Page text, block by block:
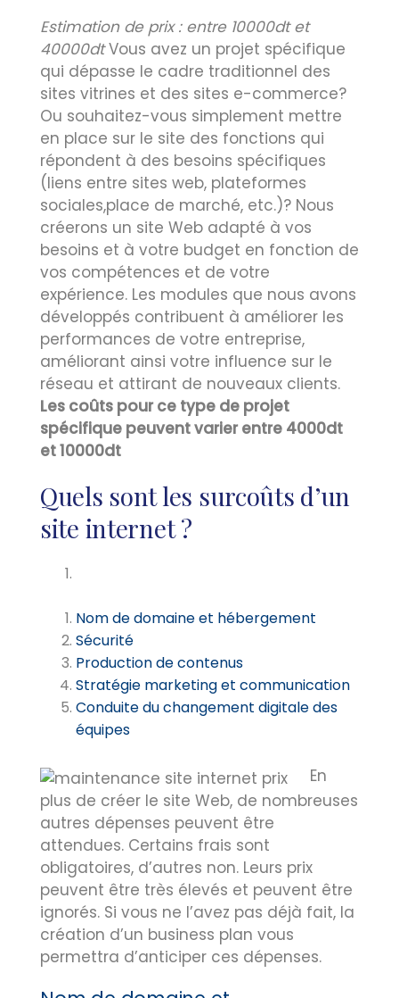
Estimation de prix : entre 10000dt et
40000dtVous avez un projet spécifique
qui dépasse le cadre traditionnel des
sites vitrines et des sites e-commerce?
Ou souhaitez-vous simplement mettre
en place sur le site des fonctions qui
répondent à des besoins spécifiques
(liens entre sites web, plateformes
sociales,place de marché, etc.)? Nous
créerons un site Web adapté à vos
besoins et à votre budget en fonction de
vos compétences et de votre
expérience. Les modules que nous avons
développés contribuent à améliorer les
performances de votre entreprise,
améliorant ainsi votre influence sur le
réseau et attirant de nouveaux clients.
Les coûts pour ce type de projet
spécifique peuvent varier entre 4000dt
et 10000dt
Quels sont les surcoûts d’un
site internet ?
Nom de domaine et hébergement
Sécurité
Production de contenus
Stratégie marketing et communication
Conduite du changement digitale des
équipes
En
plus de créer le site Web, de nombreuses
autres dépenses peuvent être
attendues. Certains frais sont
obligatoires, d’autres non. Leurs prix
peuvent être très élevés et peuvent être
ignorés. Si vous ne l’avez pas déjà fait, la
création d’un business plan vous
permettra d’anticiper ces dépenses.